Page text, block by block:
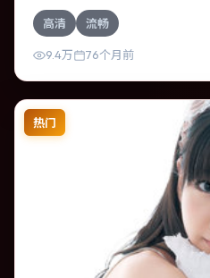
国，围绕一次意外选择展开连
于主题，结尾留白耐人寻味。
高清 流畅
9.4万 76个月前
热门